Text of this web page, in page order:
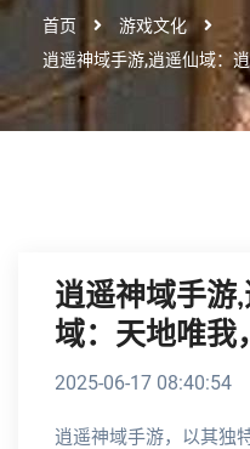
首页
游戏文化
逍遥神域手游,逍遥仙域：
逍遥神域手游
域：天地唯我
2025-06-17 08:40:54
逍遥神域手游，以其独